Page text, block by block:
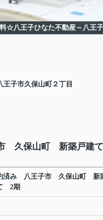
料☆八王子ひなた不動産～八王
王子市久保山町 ２丁目
久保山町 新築戸建
済み 八王子市 久保山町 新
2期